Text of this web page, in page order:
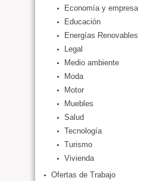
Economía y empresa
Educación
Energías Renovables
Legal
Medio ambiente
Moda
Motor
Muebles
Salud
Tecnología
Turismo
Vivienda
Ofertas de Trabajo